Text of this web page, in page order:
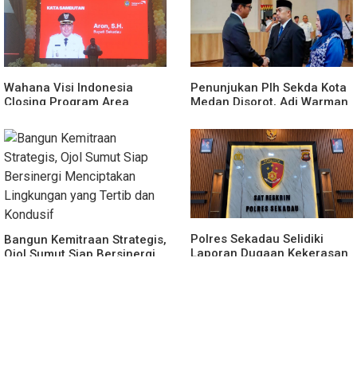
Polsek Entikong Gagalkan
Peredaran Sabu 151,76
Gram di Perbatasan
Kunker Perdana ke
Entikong, Kapolres Sanggau:
Keamanan Perbatasan
Tanggung Jawab Bersama
Wahana Visi Indonesia
Closing Program Area
Penunjukan Plh Sekda Kota
Medan Disorot, Adi Warman
Komitmen terhadap Sistem
Merit
Bangun Kemitraan Strategis,
Ojol Sumut Siap Bersinergi
Polres Sekadau Selidiki
Laporan Dugaan Kekerasan